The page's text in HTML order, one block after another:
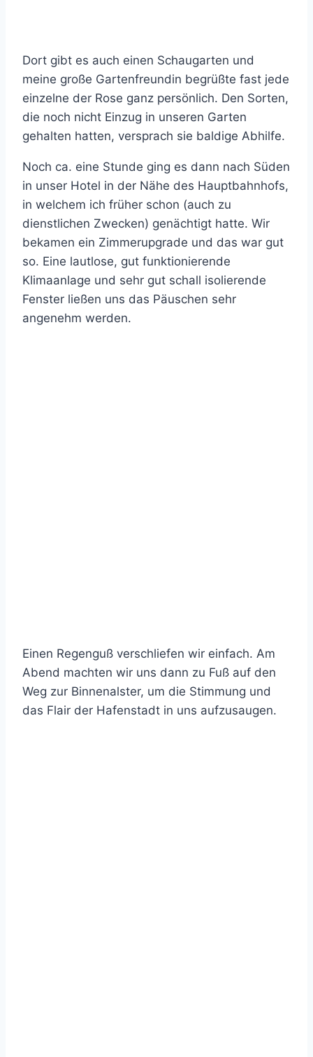
Dort gibt es auch einen Schaugarten und
meine große Gartenfreundin begrüßte fast jede
einzelne der Rose ganz persönlich. Den Sorten,
die noch nicht Einzug in unseren Garten
gehalten hatten, versprach sie baldige Abhilfe.
Noch ca. eine Stunde ging es dann nach Süden
in unser Hotel in der Nähe des Hauptbahnhofs,
in welchem ich früher schon (auch zu
dienstlichen Zwecken) genächtigt hatte. Wir
bekamen ein Zimmerupgrade und das war gut
so. Eine lautlose, gut funktionierende
Klimaanlage und sehr gut schall isolierende
Fenster ließen uns das Päuschen sehr
angenehm werden.
Einen Regenguß verschliefen wir einfach. Am
Abend machten wir uns dann zu Fuß auf den
Weg zur Binnenalster, um die Stimmung und
das Flair der Hafenstadt in uns aufzusaugen.